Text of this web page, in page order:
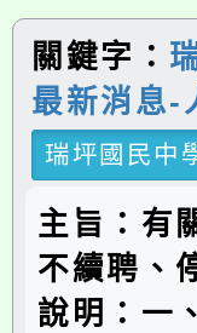
關鍵字：
最新消息-
瑞坪國民中
主旨：有
不續聘、
說明：一